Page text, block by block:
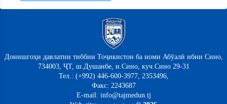
Донишгоҳи давлатии тиббии Тоҷикистон ба номи Абӯалӣ ибни Сино,
734003, ҶТ, ш.Душанбе, н.Сино, куч.Сино 29-31
Тел.: (+992) 446-600-3977, 2353496,
Факс: 2243687
E-mail: info@tajmedun.tj